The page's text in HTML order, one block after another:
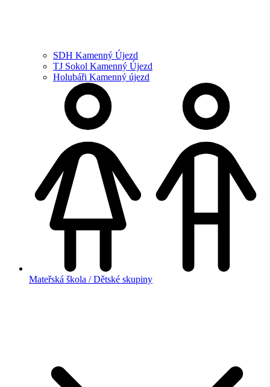
SDH Kamenný Újezd
TJ Sokol Kamenný Újezd
Holubáři Kamenný újezd
Mateřská škola / Dětské skupiny